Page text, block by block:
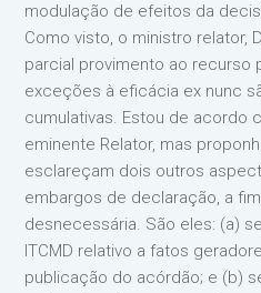
modulação de efeitos da
Como visto, o ministro relator,
parcial provimento ao recurso
exceções à eficácia ex nunc
cumulativas. Estou de acordo
eminente Relator, mas
esclareçam dois outros
embargos de declaração, a
desnecessária. São eles: (a)
ITCMD relativo a fatos
publicação do acórdão; e (b)